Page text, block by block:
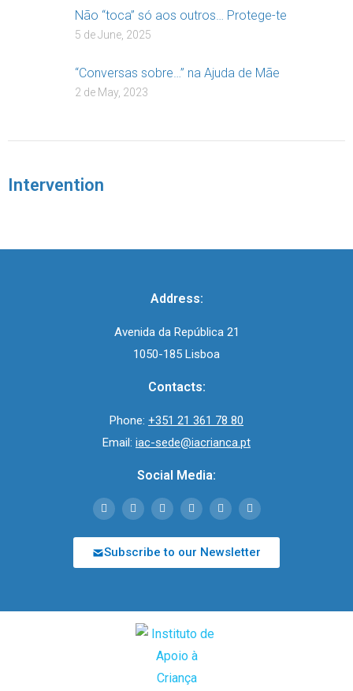
Não “toca” só aos outros… Protege-te
5 de June, 2025
“Conversas sobre…” na Ajuda de Mãe
2 de May, 2023
Intervention
Address:
Avenida da República 21
1050-185 Lisboa
Contacts:
Phone: +351 21 361 78 80
Email: iac-sede@iacrianca.pt
Social Media:
Subscribe to our Newsletter